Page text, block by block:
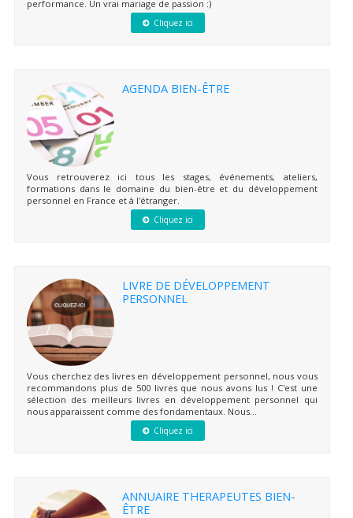
performance. Un vrai mariage de passion :)
Cliquez ici
AGENDA BIEN-ÊTRE
Vous retrouverez ici tous les stages, événements, ateliers,
formations dans le domaine du bien-être et du développement
personnel en France et à l'étranger.
Cliquez ici
LIVRE DE DÉVELOPPEMENT
PERSONNEL
Vous cherchez des livres en développement personnel, nous vous
recommandons plus de 500 livres que nous avons lus ! C'est une
sélection des meilleurs livres en développement personnel qui
nous apparaissent comme des fondamentaux. Nous...
Cliquez ici
ANNUAIRE THERAPEUTES BIEN-
ÊTRE